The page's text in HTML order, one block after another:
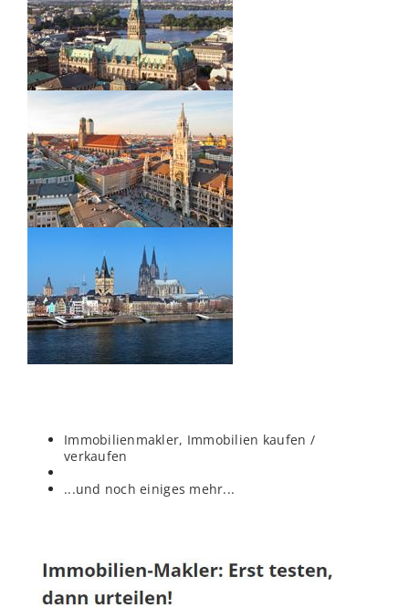
Immobilienmakler, Immobilien kaufen /
verkaufen
...und noch einiges mehr...